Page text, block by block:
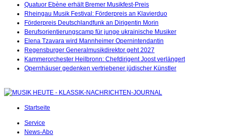
Quatuor Ebène erhält Bremer Musikfest-Preis
Rheingau Musik Festival: Förderpreis an Klavierduo
Förderpreis Deutschlandfunk an Dirigentin Morin
Berufsorientierungscamp für junge ukrainische Musiker
Elena Tzavara wird Mannheimer Opernintendantin
Regensburger Generalmusikdirektor geht 2027
Kammerorchester Heilbronn: Chefdirigent Joost verlängert
Opernhäuser gedenken vertriebener jüdischer Künstler
Startseite
Service
News-Abo